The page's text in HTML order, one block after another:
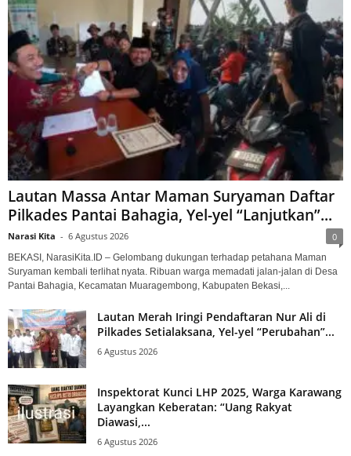
Lautan Massa Antar Maman Suryaman Daftar
Pilkades Pantai Bahagia, Yel-yel “Lanjutkan”...
Narasi Kita - 6 Agustus 2026 0
BEKASI, NarasiKita.ID – Gelombang dukungan terhadap petahana Maman
Suryaman kembali terlihat nyata. Ribuan warga memadati jalan-jalan di Desa
Pantai Bahagia, Kecamatan Muaragembong, Kabupaten Bekasi,...
Lautan Merah Iringi Pendaftaran Nur Ali di
Pilkades Setialaksana, Yel-yel “Perubahan”...
6 Agustus 2026
Inspektorat Kunci LHP 2025, Warga Karawang
Layangkan Keberatan: “Uang Rakyat
Diawasi,...
6 Agustus 2026